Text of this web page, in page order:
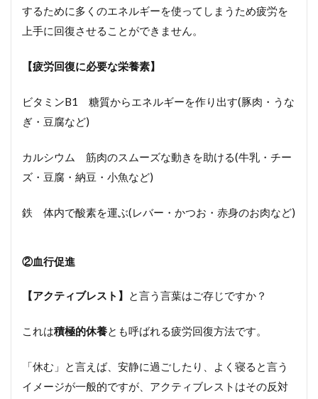
するために多くのエネルギーを使ってしまうため疲労を
上手に回復させることができません。
【疲労回復に必要な栄養素】
ビタミンB1 糖質からエネルギーを作り出す(豚肉・うな
ぎ・豆腐など)
カルシウム 筋肉のスムーズな動きを助ける(牛乳・チー
ズ・豆腐・納豆・小魚など)
鉄 体内で酸素を運ぶ(レバー・かつお・赤身のお肉など)
②血行促進
【アクティブレスト】 と言う言葉はご存じですか？
これは積極的休養とも呼ばれる疲労回復方法です。
「休む」と言えば、安静に過ごしたり、よく寝ると言う
イメージが一般的ですが、アクティブレストはその反対